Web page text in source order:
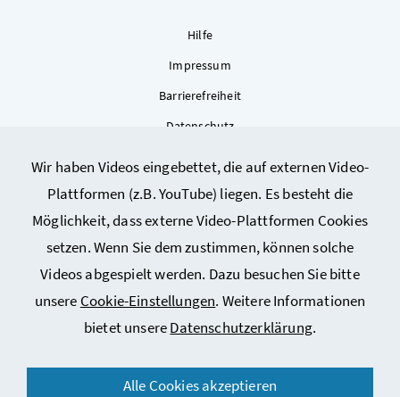
Wir haben Videos eingebettet, die auf externen Video-
Plattformen (z.B. YouTube) liegen. Es besteht die
Möglichkeit, dass externe Video-Plattformen Cookies
setzen. Wenn Sie dem zustimmen, können solche
Videos abgespielt werden. Dazu besuchen Sie bitte
unsere Cookie-Einstellungen. Weitere Informationen
bietet unsereDatenschutzerklärung.
Alle Cookies akzeptieren
Hilfe
Impressum
Barrierefreiheit
Datenschutz
Sitemap
Cookie-Einstellungen
© 2026 Bundesministerium für Arbeit, Soziales, Gesundheit,